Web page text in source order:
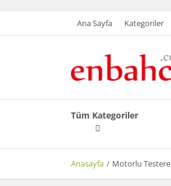
Ana Sayfa Kategoriler
Tüm Kategoriler
Anasayfa Motorlu Testere